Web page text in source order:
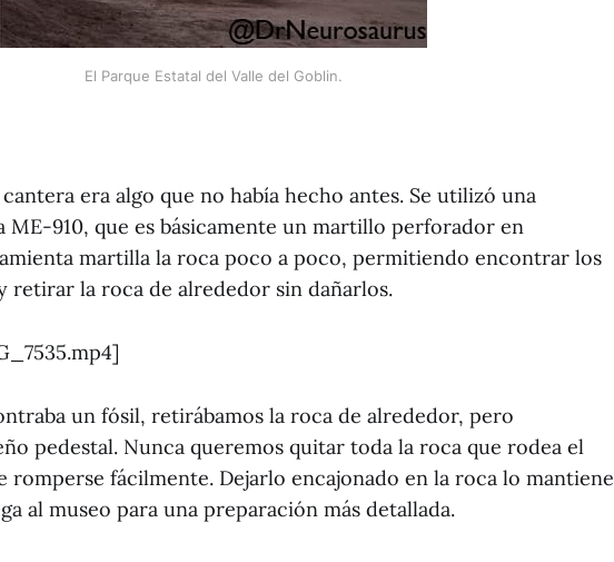
El Parque Estatal del Valle del Goblin.
era algo que no había hecho antes. Se utilizó una
ME-910, que es básicamente un martillo perforador en
martilla la roca poco a poco, permitiendo encontrar los
retirar la roca de alrededor sin dañarlos.
un fósil, retirábamos la roca de alrededor, pero
pedestal. Nunca queremos quitar toda la roca que rodea el
romperse fácilmente. Dejarlo encajonado en la roca lo mantiene
al museo para una preparación más detallada.